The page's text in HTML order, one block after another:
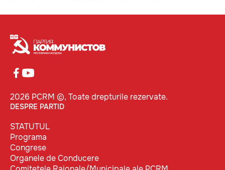
2026 PCRM ©, Toate drepturile rezervate.
DESPRE PARTID
STATUTUL
Programa
Congrese
Organele de Conducere